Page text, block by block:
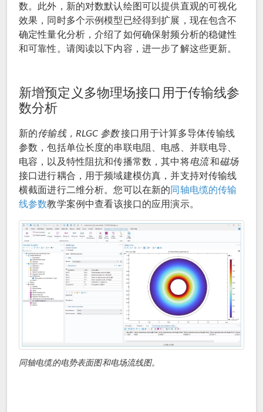
数。此外，新的对数默认绘图可以提供直观的可视化
效果，同时多个示例模型已经得到扩展，现在包含不
确定性量化分析，介绍了如何确保射频分析的稳健性
和可靠性。请阅读以下内容，进一步了解这些更新。
新增预定义多物理场接口用于传输线参
数分析
新的传输线，RLGC 参数接口用于计算多导体传输线
参数，包括单位长度的串联电阻、电感、并联电导、
电容，以及特性阻抗和传播常数，其中将电流和磁场
接口进行耦合，用于频域建模仿真，并支持对传输线
横截面进行二维分析。您可以在新的同轴电缆的传输
线参数教学案例中查看该接口的应用演示。
同轴电缆的电势表面图和电场流线图。